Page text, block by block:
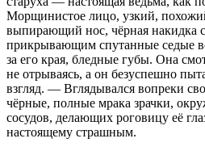
Морщинистое лицо, узкий,
выпирающий нос, чёрная накидка
прикрывающим спутанные седые
за его края, бледные губы. Она
не отрываясь, а он безуспешно
взгляд. — Вглядывался вопреки
чёрные, полные мрака зрачки,
сосудов, делающих роговицу её
настоящему страшным.